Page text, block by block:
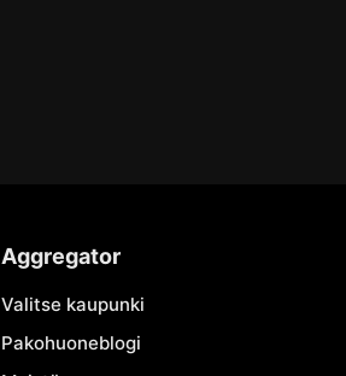
Aggregator
Valitse kaupunki
Pakohuoneblogi